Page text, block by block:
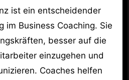
ist ein entscheidender
im Business Coaching. Sie
besser auf die
einzugehen und
Coaches helfen